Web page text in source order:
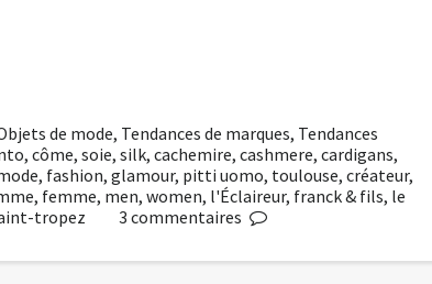
de mode, Tendances de marques, Tendances
, côme, soie, silk, cachemire, cashmere, cardigans,
, fashion, glamour, pitti uomo, toulouse, créateur,
, femme, men, women, l'Éclaireur, franck & fils, le
tropez 3 commentaires